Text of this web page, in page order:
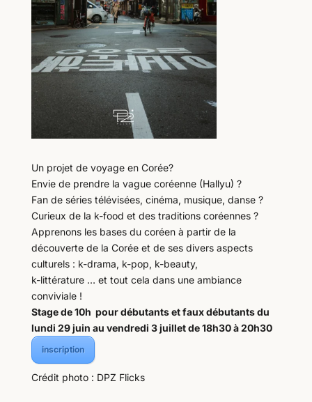
Un projet de voyage en Corée?
Envie de prendre la vague coréenne (Hallyu) ?
Fan de séries télévisées, cinéma, musique, danse ?
Curieux de la k-food et des traditions coréennes ?
Apprenons les bases du coréen à partir de la
découverte de la Corée et de ses divers aspects
culturels : k-drama, k-pop, k-beauty,
k-littérature … et tout cela dans une ambiance
conviviale !
Stage de 10h pour débutants et faux débutantsdu
lundi 29 juin au vendredi 3 juillet de 18h30 à 20h30
inscription
Crédit photo : DPZ Flicks